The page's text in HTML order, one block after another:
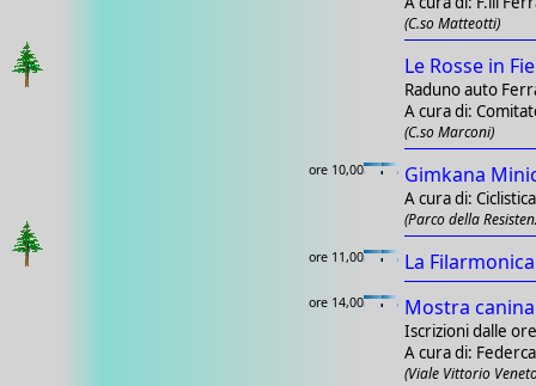
(C.so Matteotti)
Le Rosse in
Raduno auto
A cura di:
(C.so Marconi)
ore 10,00 Gimkana
A cura di:
(Parco della
ore 11,00 La
ore 14,00 Mostra canina
Iscrizioni dalle
A cura di:
(Viale Vittorio